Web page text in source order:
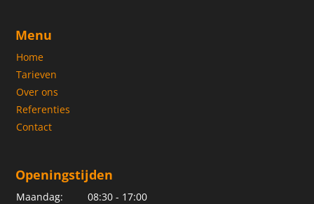
Menu
Home
Tarieven
Over ons
Referenties
Contact
Openingstijden
Maandag:
08:30 - 17:00